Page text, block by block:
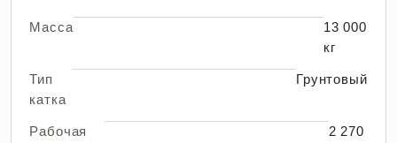
Масса
13 000
кг
Тип
катка
Грунтовый
Рабочая
2 270